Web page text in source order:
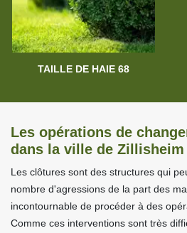
TAILLE DE HAIE 68
Les opérations de
dans la ville de
Les clôtures sont des structures qui
nombre d'agressions de la part des
incontournable de procéder à des
Comme ces interventions sont très